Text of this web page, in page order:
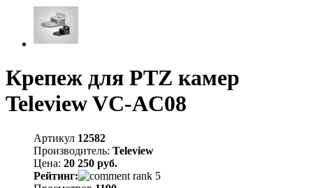
Крепеж для PTZ камер
Teleview VC-AC08
Артикул 12582
Производитель: Teleview
Цена: 20 250 руб.
Рейтинг: